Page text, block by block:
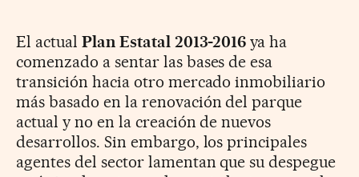
El actual Plan Estatal 2013-2016 ya ha
comenzado a sentar las bases de esa
transición hacia otro mercado inmobiliario
más basado en la renovación del parque
actual y no en la creación de nuevos
desarrollos. Sin embargo, los principales
agentes del sector lamentan que su despegue